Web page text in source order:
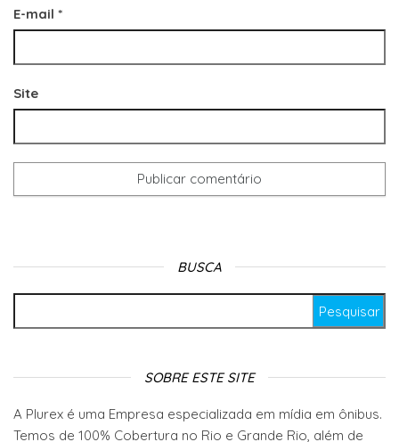
E-mail *
Site
BUSCA
SOBRE ESTE SITE
A Plurex é uma Empresa especializada em mídia em ônibus.
Temos de 100% Cobertura no Rio e Grande Rio, além de